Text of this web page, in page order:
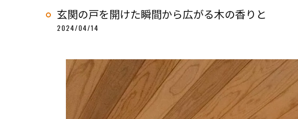
玄関の戸を開けた瞬間から広がる木の香りと
2024/04/14